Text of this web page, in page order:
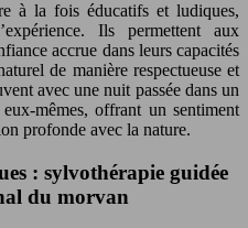
à la fois éducatifs et ludiques,
Ils permettent aux
accrue dans leurs capacités
de manière respectueuse et
avec une nuit passée dans un
mêmes, offrant un sentiment
profonde avec la nature.
: sylvothérapie guidée
du morvan